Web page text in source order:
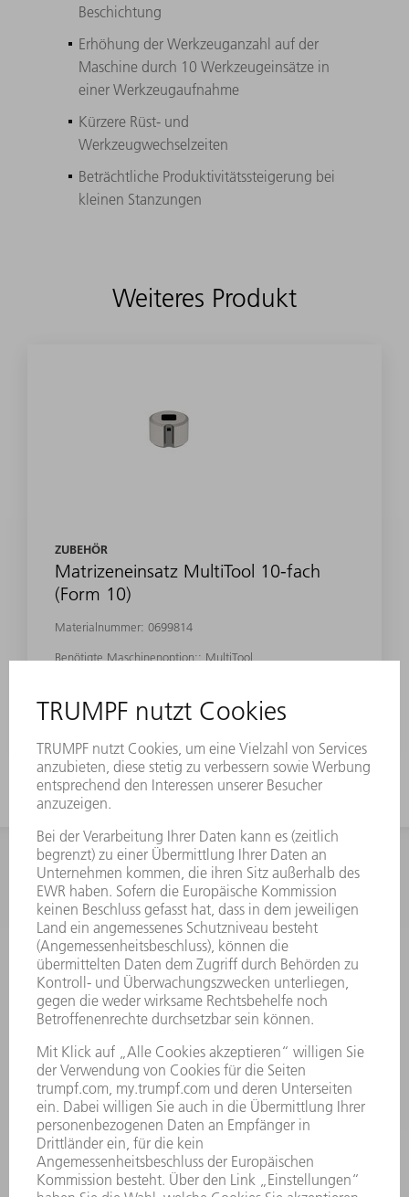
Beschichtung
Erhöhung der Werkzeuganzahl auf der
Maschine durch 10 Werkzeugeinsätze in
einer Werkzeugaufnahme
Kürzere Rüst- und
Werkzeugwechselzeiten
Beträchtliche Produktivitätssteigerung bei
kleinen Stanzungen
Weiteres Produkt
ZUBEHÖR
Matrizeneinsatz MultiTool 10-fach
(Form 10)
Materialnummer: 0699814
Benötigte Maschinenoption:: MultiTool
INFORMATION
Häufig gestellte Fragen
Allgemeine Geschäftsbedingungen
KONTAKT
Kundenbetreuung TRUMPF Werkzeugmaschinen
+49 7156 303 33222
Mo - Fr: 07:30 - 17:30 Uhr
Erweiterte Rufbereitschaft per Service App Mo - Fr:
06:30 - 20.00 Uhr Sa: 07:00 - 12:00 Uhr
Kundenbetreuung@trumpf.com
KONTAKT
Service TRUMPF Lasertechnik
+49 7156 303 37444
Mo - Fr: 07:30 - 18:00 Uhr
Additive Manufacturing 07:30 - 17:30 Uhr
spareparts.tld@trumpf.com